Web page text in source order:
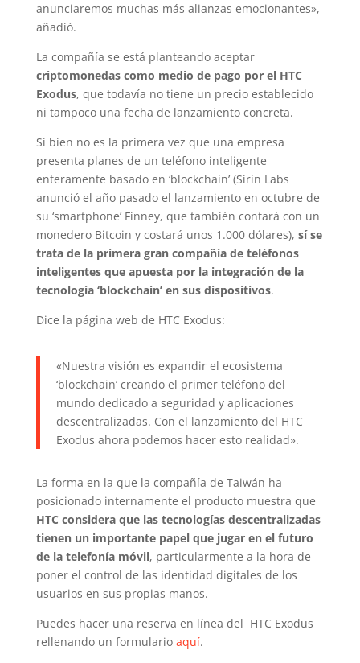
anunciaremos muchas más alianzas emocionantes»,
añadió.
La compañía se está planteando aceptar
criptomonedas como medio de pago por el HTC
Exodus, que todavía no tiene un precio establecido
ni tampoco una fecha de lanzamiento concreta.
Si bien no es la primera vez que una empresa
presenta planes de un teléfono inteligente
enteramente basado en ‘blockchain’ (Sirin Labs
anunció el año pasado el lanzamiento en octubre de
su ‘smartphone’ Finney, que también contará con un
monedero Bitcoin y costará unos 1.000 dólares), sí se
trata de la primera gran compañía de teléfonos
inteligentes que apuesta por la integración de la
tecnología ‘blockchain’ en sus dispositivos.
Dice la página web de HTC Exodus:
«Nuestra visión es expandir el ecosistema
‘blockchain’ creando el primer teléfono del
mundo dedicado a seguridad y aplicaciones
descentralizadas. Con el lanzamiento del HTC
Exodus ahora podemos hacer esto realidad».
La forma en la que la compañía de Taiwán ha
posicionado internamente el producto muestra que
HTC considera que las tecnologías descentralizadas
tienen un importante papel que jugar en el futuro
de la telefonía móvil, particularmente a la hora de
poner el control de las identidad digitales de los
usuarios en sus propias manos.
Puedes hacer una reserva en línea del HTC Exodus
rellenando un formulario aquí.